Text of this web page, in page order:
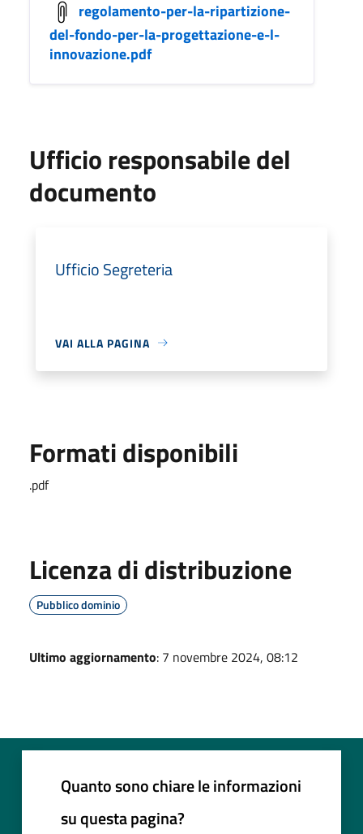
regolamento-per-la-ripartizione-
del-fondo-per-la-progettazione-e-l-
innovazione.pdf
Ufficio responsabile del
documento
Ufficio Segreteria
VAI ALLA PAGINA
Formati disponibili
.pdf
Licenza di distribuzione
Pubblico dominio
Ultimo aggiornamento: 7 novembre 2024, 08:12
Quanto sono chiare le informazioni
su questa pagina?